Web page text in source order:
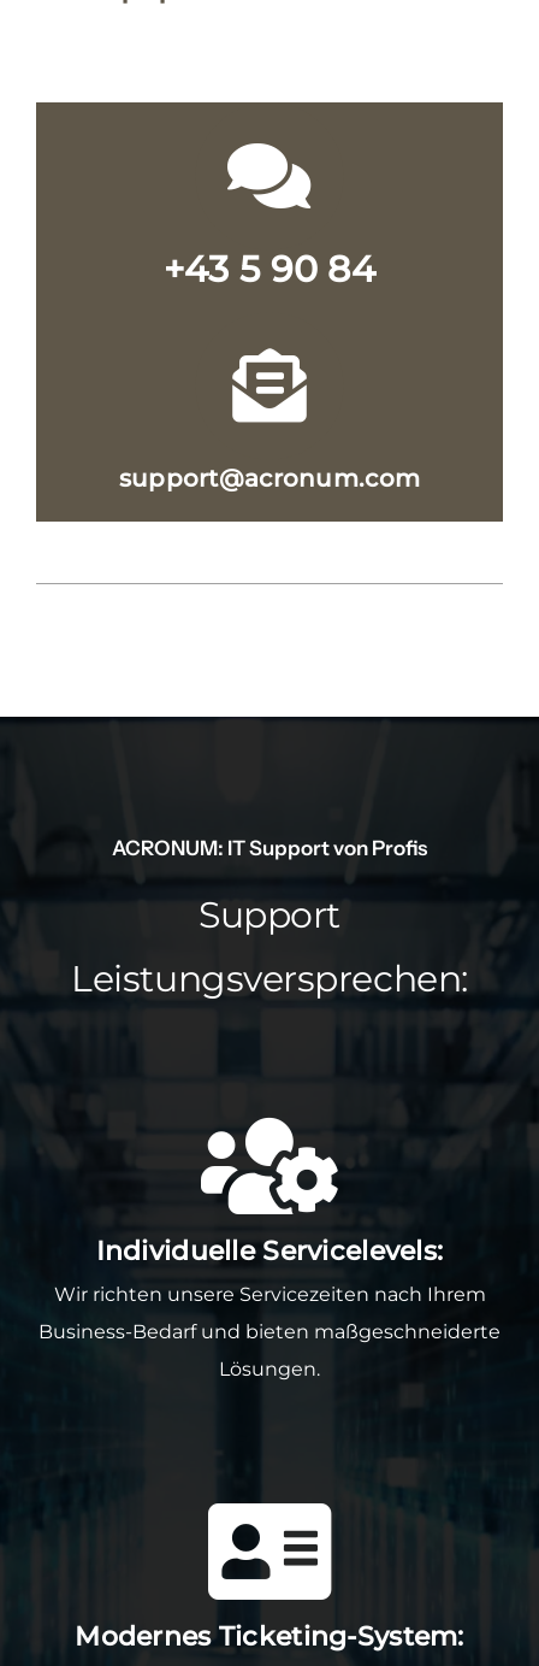
+43 5 90 84
support@acronum.com
ACRONUM: IT Support von Profis
Support
Leistungsversprechen:
Individuelle Servicelevels:
Wir richten unsere Servicezeiten nach Ihrem
Business-Bedarf und bieten maßgeschneiderte
Lösungen.
Modernes Ticketing-System: